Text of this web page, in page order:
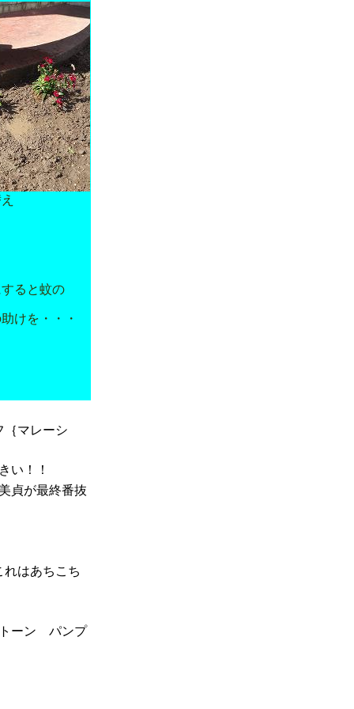
ると蚊の
けを・・・
マレーシ
！！
貞が最終番抜
はあちこち
ーン パンプ